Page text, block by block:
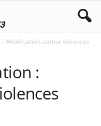
Mobilisation autour violences
: